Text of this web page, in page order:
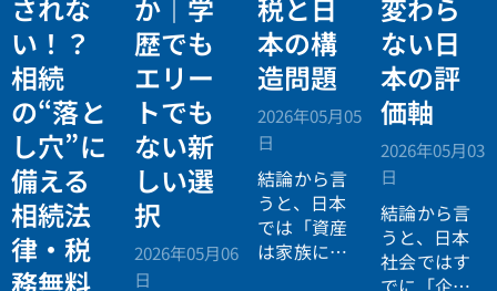
されな
い！？
相続
の“落と
し穴”に
備える
相続法
律・税
務無料
か｜学
歴でも
エリー
トでも
ない新
しい選
択
2026年05月06
日
税と日
本の構
造問題
2026年05月05
日
結論から言
うと、日本
では「資産
は家族に引
変わら
ない日
本の評
価軸
2026年05月03
日
結論から言
うと、日本
社会ではす